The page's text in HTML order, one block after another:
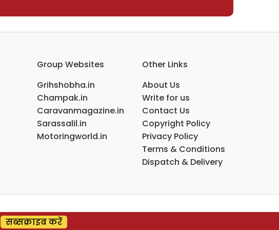
Group Websites
Grihshobha.in
Champak.in
Caravanmagazine.in
Sarassalil.in
Motoringworld.in
Other Links
About Us
Write for us
Contact Us
Copyright Policy
Privacy Policy
Terms & Conditions
Dispatch & Delivery
सब्सक्राइब करें